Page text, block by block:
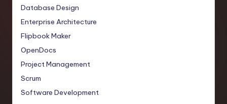
Database Design
Enterprise Architecture
Flipbook Maker
OpenDocs
Project Management
Scrum
Software Development